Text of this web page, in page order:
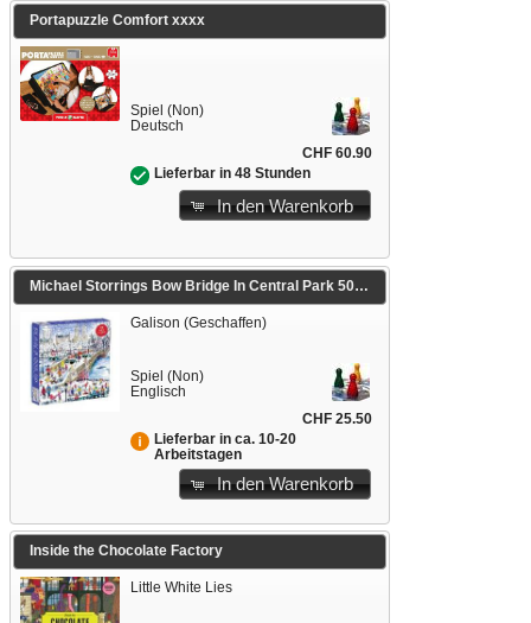
Portapuzzle Comfort xxxx
Spiel (Non)
Deutsch
CHF 60.90
Lieferbar in 48 Stunden
In den Warenkorb
Michael Storrings Bow Bridge In Central Park 500 Piece Puzzle
Galison (Geschaffen)
Spiel (Non)
Englisch
CHF 25.50
Lieferbar in ca. 10-20
Arbeitstagen
In den Warenkorb
Inside the Chocolate Factory
Little White Lies